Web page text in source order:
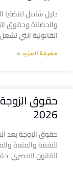
دليل شامل لقضايا
والحضانة وحقوق
القانونية التي
معرفة المزيد »
حقوق
2026
للنفقة والمتعة
القانون المصري